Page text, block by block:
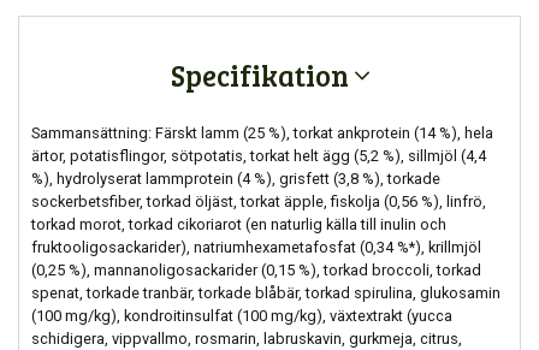
Specifikation
Sammansättning: Färskt lamm (25 %), torkat ankprotein (14 %), hela
ärtor, potatisflingor, sötpotatis, torkat helt ägg (5,2 %), sillmjöl (4,4
%), hydrolyserat lammprotein (4 %), grisfett (3,8 %), torkade
sockerbetsfiber, torkad öljäst, torkat äpple, fiskolja (0,56 %), linfrö,
torkad morot, torkad cikoriarot (en naturlig källa till inulin och
fruktooligosackarider), natriumhexametafosfat (0,34 %*), krillmjöl
(0,25 %), mannanoligosackarider (0,15 %), torkad broccoli, torkad
spenat, torkade tranbär, torkade blåbär, torkad spirulina, glukosamin
(100 mg/kg), kondroitinsulfat (100 mg/kg), växtextrakt (yucca
schidigera, vippvallmo, rosmarin, labruskavin, gurkmeja, citrus,